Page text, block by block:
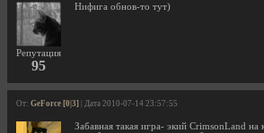
Репутация
95
Нифига обнов-то тут)
От: GeForce [0|3] | Дата 2010-07-14 23:57:55
Забавная такая игра- экий CrimsonLand на